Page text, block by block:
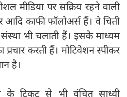
मीडिया पर सक्रिय रहने वाली
काफी फॉलोअर्स हैं। वे चिती
भी चलाती हैं। इसके माध्यम
प्रचार करती हैं। मोटिवेशन स्पीकर
है।
के टिकट से भी वंचित साध्वी